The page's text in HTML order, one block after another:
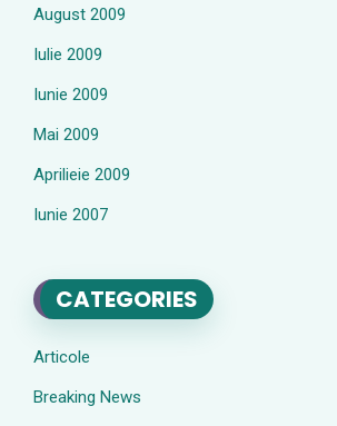
August 2009
Iulie 2009
Iunie 2009
Mai 2009
Aprilieie 2009
Iunie 2007
CATEGORIES
Articole
Breaking News